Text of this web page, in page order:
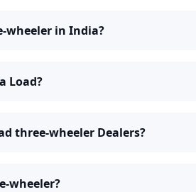
wheeler in India?
Load?
three-wheeler Dealers?
wheeler?